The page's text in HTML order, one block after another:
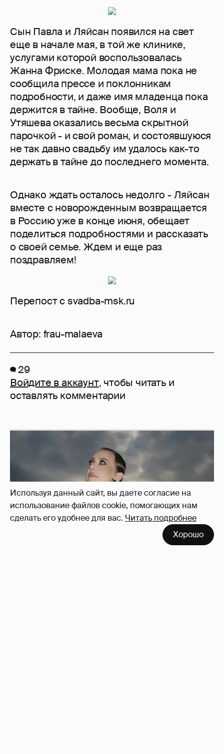
Используя данный сайт, вы даете согласие на
использование файлов cookie, помогающих нам
сделать его удобнее для вас. Читать подробнее
Хорошо
Сын Павла и Ляйсан появился на свет
еще в начале мая, в той же клинике,
услугами которой воспользовалась
Жанна Фриске. Молодая мама пока не
сообщила прессе и поклонникам
подробности, и даже имя младенца пока
держится в тайне. Вообще, Воля и
Утяшева оказались весьма скрытной
парочкой - и свой роман, и состоявшуюся
не так давно свадьбу им удалось как-то
держать в тайне до последнего момента.
Однако ждать осталось недолго - Ляйсан
вместе с новорожденным возвращается
в Россию уже в конце июня, обещает
поделиться подробностями и рассказать
о своей семье. Ждем и еще раз
поздравляем!
Перепост с svadba-msk.ru
Автор: frau-malaeva
29
Войдите в аккаунт, чтобы читать и
оставлять комментарии